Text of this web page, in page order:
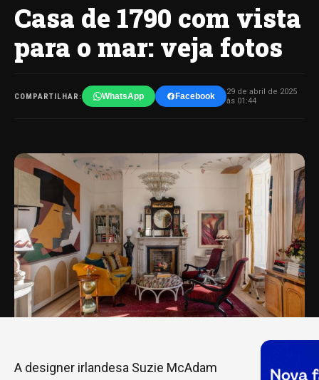
Casa de 1790 com vista
para o mar: veja fotos
COMPARTILHAR: WhatsApp Facebook
29 de abril de 2025
às 01:44
A designer irlandesa Suzie McAdam